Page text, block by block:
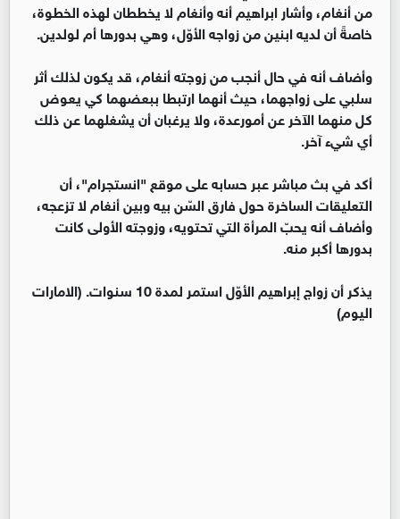
من أنغام، وأشار ابراهيم أنه وأنغام لا يخططان لهذه الخطوة،
خاصةً أن لديه ابنين من زواجه الأوّل، وهي بدورها أم لولدين.
وأضاف أنه في حال أنجب من زوجته أنغام، قد يكون لذلك أثر
سلبي على زواجهما، حيث أنهما ارتبطا ببعضهما كي يعوض
كل منهما الآخر عن أمورعدة، ولا يرغبان أن يشغلهما عن ذلك
أي شيء آخر.
أكد في بث مباشر عبر حسابه على موقع "انستجرام"، أن
التعليقات الساخرة حول فارق السّن بيه وبين أنغام لا تزعجه،
وأضاف أنه يحبّ المرأة التي تحتويه، وزوجته الأولى كانت
بدورها أكبر منه.
يذكر أن زواج إبراهيم الأوّل استمر لمدة 10 سنوات. (الامارات
اليوم)